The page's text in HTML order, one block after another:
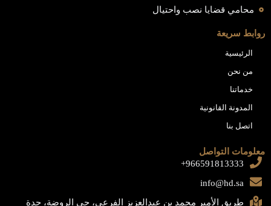
محامي قضايا نصب واحتيال
روابط سريعة
الرئيسية
من نحن
خدماتنا
المدونة القانونية
اتصل بنا
معلومات التواصل
966591813333+
info@hd.sa
طريق الأمير محمد بن عبدالعزيز الفرعي، حي الروضة، جدة